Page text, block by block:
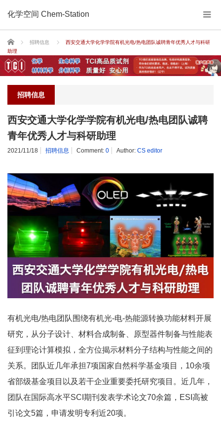
化学空间 Chem-Station
Home 招聘信息
西安交通大学化学学院有机光电/热电团队诚聘青年优秀人才与科研
助理
招聘信息
西安交通大学化学学院有机光电/热电团队诚聘
青年优秀人才与科研助理
2021/11/18 招聘信息 Comment: 0 Author: CS editor
有机光电/热电团队围绕有机光-电-热能源转换功能材料开展
研究，从分子设计、材料合成制备、原型器件制备与性能表
征到理论计算模拟，全方位揭示材料分子结构与性能之间的
关系。团队近几年承担7项国家自然科学基金项目，10余项
省部级基金项目以及若干企业重要委托研究项目。近几年，
团队在国际高水平SCI期刊发表学术论文70余篇，ESI高被
引论文5篇，申请发明专利近20项。